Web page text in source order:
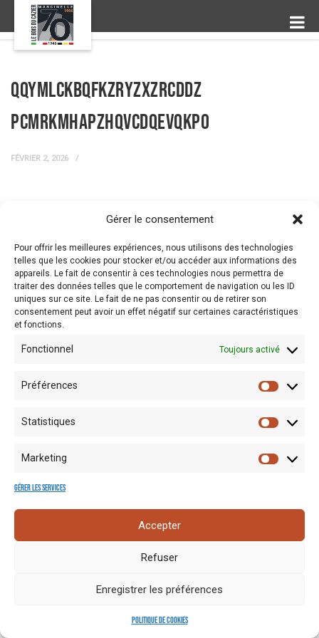
Gérer le consentement
Pour offrir les meilleures expériences, nous utilisons des technologies
telles que les cookies pour stocker et/ou accéder aux informations des
appareils. Le fait de consentir à ces technologies nous permettra de
traiter des données telles que le comportement de navigation ou les ID
uniques sur ce site. Le fait de ne pas consentir ou de retirer son
consentement peut avoir un effet négatif sur certaines caractéristiques
et fonctions.
Fonctionnel Toujours activé
Préférences
Statistiques
Marketing
Gérer les services
Accepter
Refuser
Enregistrer les préférences
Politique de cookies
qqYMlckBQfkzRYZXZrcdDz
pCMrKmhapzhqvCdQEvqkpO
FÉVRIER 2, 2026
Mentions
Espace
presse